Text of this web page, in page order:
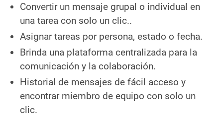
Convertir un mensaje grupal o individual en
una tarea con solo un clic..
Asignar tareas por persona, estado o fecha.
Brinda una plataforma centralizada para la
comunicación y la colaboración.
Historial de mensajes de fácil acceso y
encontrar miembro de equipo con solo un
clic.